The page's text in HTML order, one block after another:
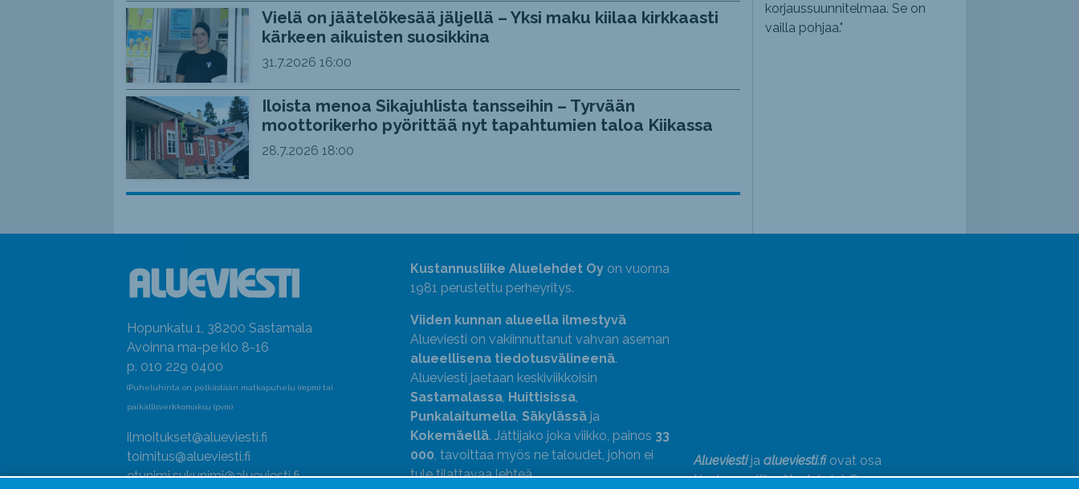
Vielä on jäätelökesää jäljellä – Yksi maku kiilaa kirkkaasti
kärkeen aikuisten suosikkina
31.7.2026 16:00
Iloista menoa Sikajuhlista tansseihin – Tyrvään
moottorikerho pyörittää nyt tapahtumien taloa Kiikassa
28.7.2026 18:00
korjaussuunnitelmaa. Se on
vailla pohjaa."
Hopunkatu 1, 38200 Sastamala
Avoinna ma-pe klo 8-16
p. 010 229 0400
(Puheluhinta on pelkästään matkapuhelu (mpm) tai
paikallisverkkomaksu (pvm)
ilmoitukset@alueviesti.fi
toimitus@alueviesti.fi
etunimi.sukunimi@alueviesti.fi
Kustannusliike Aluelehdet Oyon vuonna
1981 perustettu perheyritys.
Viiden kunnan alueella ilmestyvä
Alueviesti on vakiinnuttanut vahvan aseman
alueellisena tiedotusvälineenä.
Alueviesti jaetaan keskiviikkoisin
Sastamalassa, Huittisissa,
Punkalaitumella, Säkylässäja
Kokemäellä. Jättijako joka viikko, painos 33
000 , tavoittaa myös ne taloudet, johon ei
tule tilattavaa lehteä.
Alueviestija alueviesti.fiovat osa
Kustannusliike Aluelehdet Oy –